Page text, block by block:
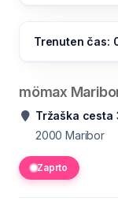
Trenuten čas:
mömax
Tržaška cesta
2000 Maribor
Zaprto